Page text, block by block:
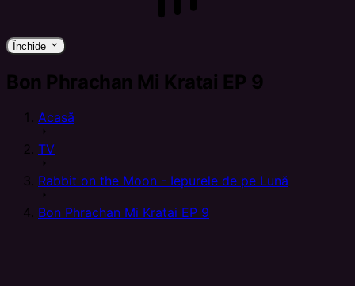
Închide keyboard_arrow_down
Bon Phrachan Mi Kratai EP 9
Acasă
arrow_right
TV
arrow_right
Rabbit on the Moon - Iepurele de pe Lună
arrow_right
Bon Phrachan Mi Kratai EP 9